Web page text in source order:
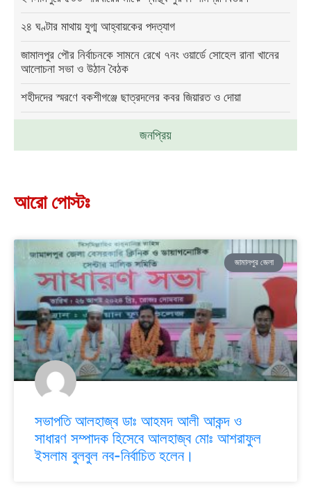
জনপ্রিয়
২৪ ঘণ্টার মাথায় যুগ্ম আহ্বায়কের পদত্যাগ
জামালপুর পৌর নির্বাচনকে সামনে রেখে ৭নং ওয়ার্ডে সোহেল রানা খানের
আলোচনা সভা ও উঠান বৈঠক
শহীদদের স্মরণে বকশীগঞ্জে ছাত্রদলের কবর জিয়ারত ও দোয়া
আরো পোস্টঃ
জামালপুর জেলা
সভাপতি আলহাজ্ব ডাঃ আহমদ আলী আকন্দ ও
সাধারণ সম্পাদক হিসেবে আলহাজ্ব মোঃ আশরাফুল
ইসলাম বুলবুল নব-নির্বাচিত হলেন।